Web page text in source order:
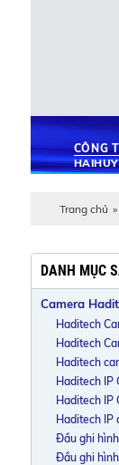
CÔNG
HAIHUY
Trang chủ »
DANH MỤC
Camera
Haditech
Haditech
Haditech
Haditech IP
Haditech IP
Haditech IP
Đầu ghi
Đầu ghi